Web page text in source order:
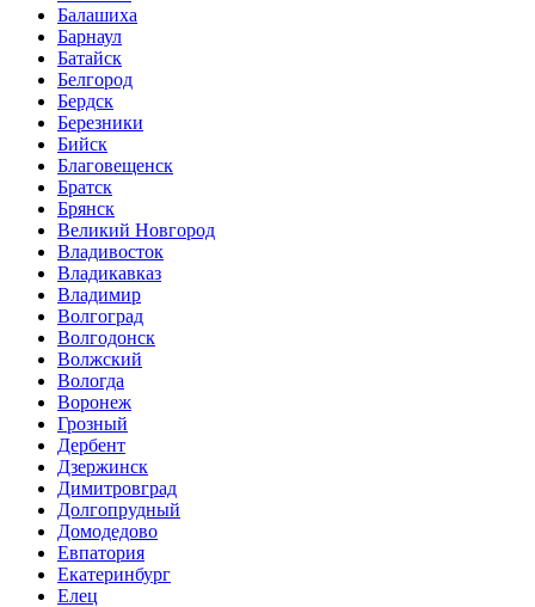
Балашиха
Барнаул
Батайск
Белгород
Бердск
Березники
Бийск
Благовещенск
Братск
Брянск
Великий Новгород
Владивосток
Владикавказ
Владимир
Волгоград
Волгодонск
Волжский
Вологда
Воронеж
Грозный
Дербент
Дзержинск
Димитровград
Долгопрудный
Домодедово
Евпатория
Екатеринбург
Елец